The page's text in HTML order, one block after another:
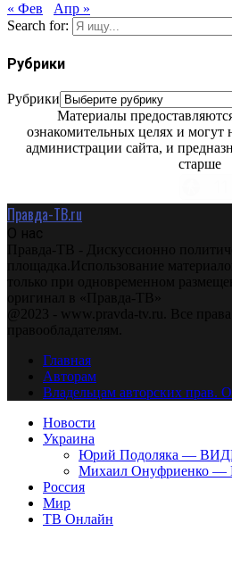
« Фев
Апр »
Search for:
Рубрики
Рубрики
Материалы
ознакомительных целях и могут
администрации сайта, и
старше
Правда-ТВ.ru
О нас
Правда-ТВ - Дискуссионно
площадка.Использование
только при одновременном
оригинал в «Правда-ТВ»
@2023 - www.pravda-tv.ru. Все
правообладателям.
Главная
Авторам
Владельцам авторских прав.
Новости
Украина
Юрий Подоляка —
Михаил Онуфриенко —
Россия
Мир
ТВ Онлайн